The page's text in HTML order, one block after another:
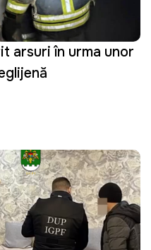
arsuri în urma unor